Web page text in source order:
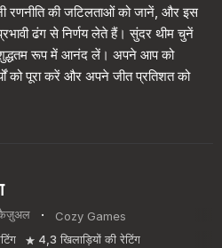
रणनीति की जटिलताओं को जानें, और इस
ढंग से निर्णय लेते हैं। सुंदर थीम चुनें
रूप में आनंद लें। अपने आप को
को पूरा करें और अपने जीत प्रतिशत को
·
Cozy Games
4,3 खिलाड़ियों की रेटिंग